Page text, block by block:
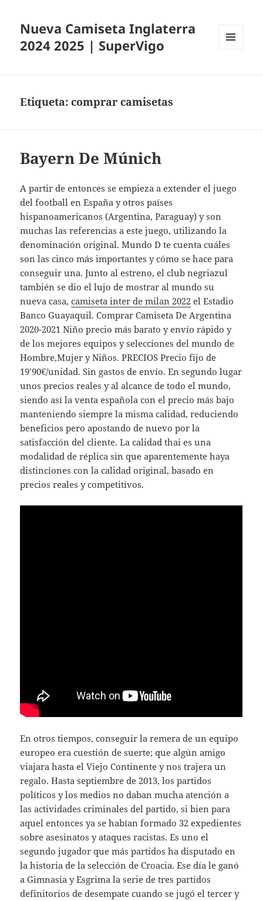
Nueva Camiseta Inglaterra
2024 2025 | SuperVigo
Etiqueta:comprar camisetas
Bayern De Múnich
A partir de entonces se empieza a extender el juego
del football en España y otros países
hispanoamericanos (Argentina, Paraguay) y son
muchas las referencias a este juego, utilizando la
denominación original. Mundo D te cuenta cuáles
son las cinco más importantes y cómo se hace para
conseguir una. Junto al estreno, el club negriazul
también se dio el lujo de mostrar al mundo su
nueva casa,camiseta inter de milan 2022 el Estadio
Banco Guayaquil. Comprar Camiseta De Argentina
2020-2021 Niño precio más barato y envío rápido y
de los mejores equipos y selecciones del mundo de
Hombre,Mujer y Niños. PRECIOS Precio fijo de
19’90€/unidad. Sin gastos de envío. En segundo lugar
unos precios reales y al alcance de todo el mundo,
siendo así la venta española con el precio más bajo
manteniendo siempre la misma calidad, reduciendo
beneficios pero apostando de nuevo por la
satisfacción del cliente. La calidad thai es una
modalidad de réplica sin que aparentemente haya
distinciones con la calidad original, basado en
precios reales y competitivos.
En otros tiempos, conseguir la remera de un equipo
europeo era cuestión de suerte; que algún amigo
viajara hasta el Viejo Continente y nos trajera un
regalo. Hasta septiembre de 2013, los partidos
políticos y los medios no daban mucha atención a
las actividades criminales del partido, si bien para
aquel entonces ya se habían formado 32 expedientes
sobre asesinatos y ataques racistas. Es uno el
segundo jugador que más partidos ha disputado en
la historia de la selección de Croacia. Ese día le ganó
a Gimnasia y Esgrima la serie de tres partidos
definitorios de desempate cuando se jugó el tercer y